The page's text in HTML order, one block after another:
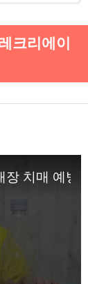
크리에이
장 치매 예